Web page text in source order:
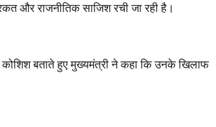
और राजनीतिक साजिश रची जा रही है।
बताते हुए मुख्यमंत्री ने कहा कि उनके खिलाफ